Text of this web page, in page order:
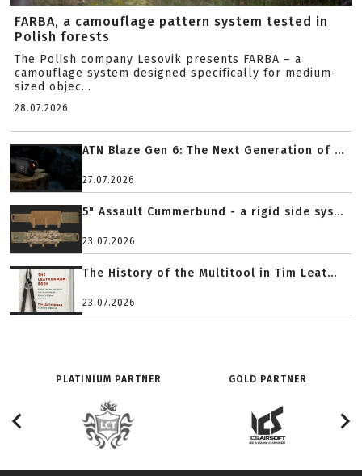
FARBA, a camouflage pattern system tested in
Polish forests
The Polish company Lesovik presents FARBA – a
camouflage system designed specifically for medium-
sized objec...
28.07.2026
ATN Blaze Gen 6: The Next Generation of ...
27.07.2026
5" Assault Cummerbund - a rigid side sys...
23.07.2026
The History of the Multitool in Tim Leat...
23.07.2026
PLATINIUM PARTNER GOLD PARTNER